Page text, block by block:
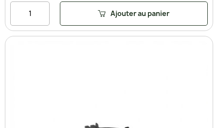
Ajouter au panier